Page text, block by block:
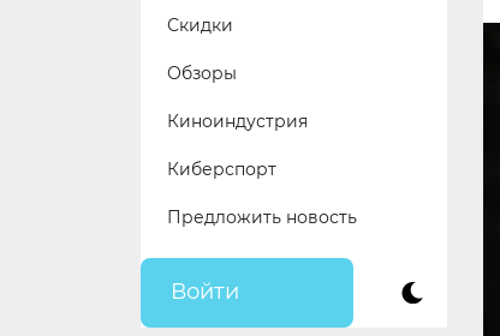
Скидки
Обзоры
Киноиндустрия
Киберспорт
Предложить новость
Войти